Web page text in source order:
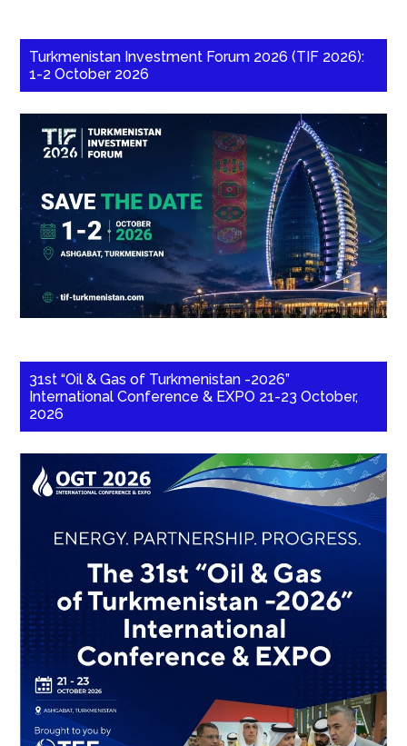
Turkmenistan Investment Forum 2026 (TIF 2026):
1-2 October 2026
31st “Oil & Gas of Turkmenistan -2026”
International Conference & EXPO 21-23 October,
2026